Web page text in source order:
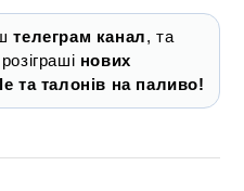
телеграм канал, та
нових
та талонів на паливо!